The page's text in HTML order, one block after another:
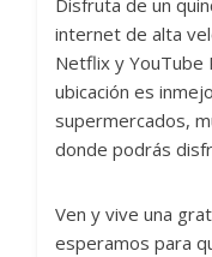
Disfruta de un
internet de alta
Netflix y YouTube
ubicación es
supermercados,
donde podrás
Ven y vive una
esperamos para